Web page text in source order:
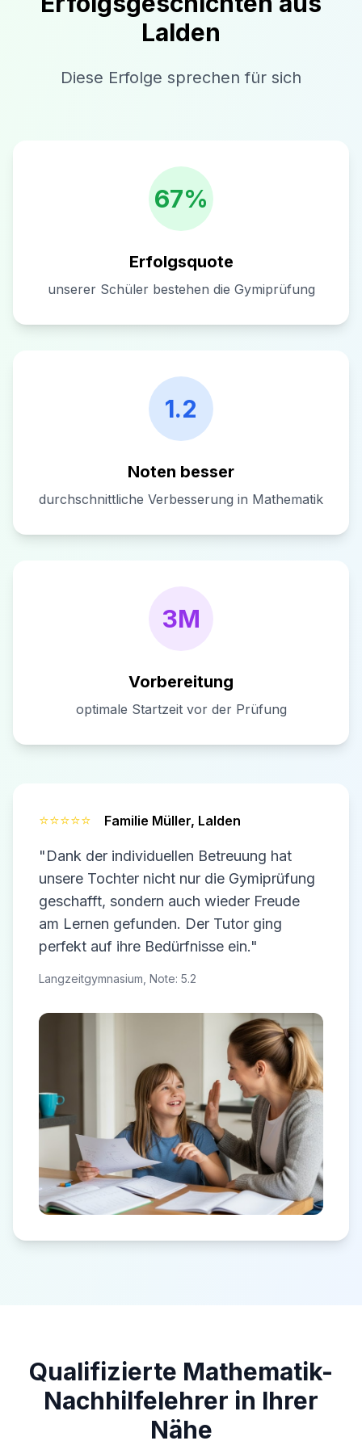
Lalden
Diese Erfolge sprechen für sich
67%
Erfolgsquote
unserer Schüler bestehen die Gymiprüfung
1.2
Noten besser
durchschnittliche Verbesserung in Mathematik
3M
Vorbereitung
optimale Startzeit vor der Prüfung
⭐⭐⭐⭐⭐ Familie Müller, Lalden
"Dank der individuellen Betreuung hat
unsere Tochter nicht nur die Gymiprüfung
geschafft, sondern auch wieder Freude
am Lernen gefunden. Der Tutor ging
perfekt auf ihre Bedürfnisse ein."
Langzeitgymnasium, Note: 5.2
Qualifizierte Mathematik-
Nachhilfelehrer in Ihrer
Nähe